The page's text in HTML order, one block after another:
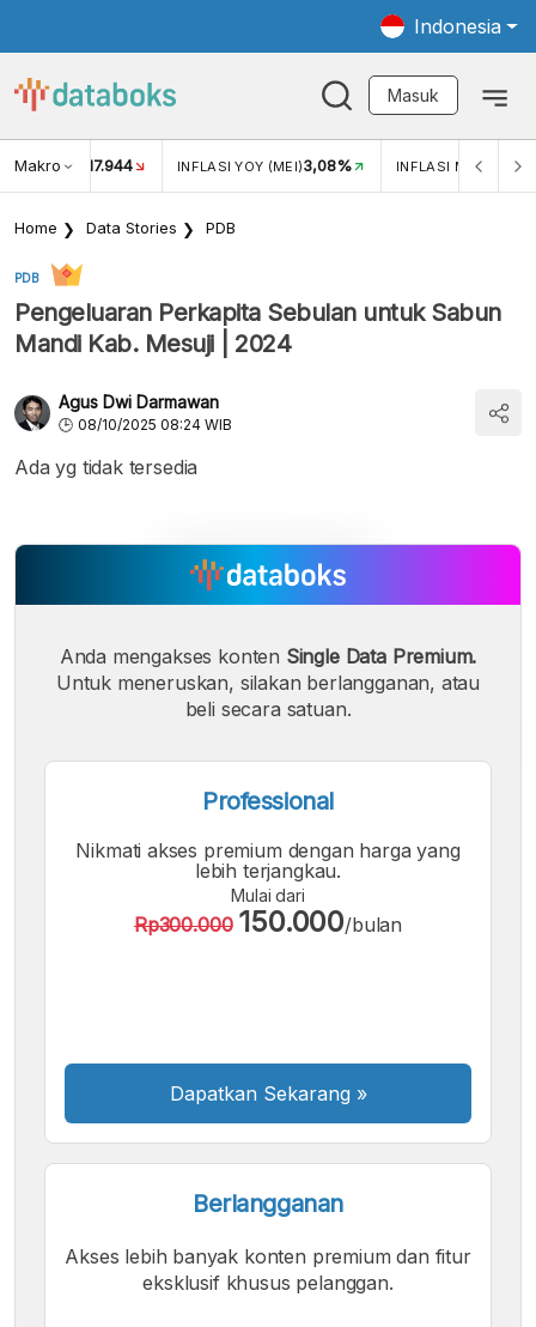
Indonesia
Masuk
Makro
USD/IDR 17.944 INFLASI YOY (MEI)3,08% INFLASI MOM (MEI)
Home Data Stories PDB
PDB
Pengeluaran Perkapita Sebulan untuk Sabun
Mandi Kab. Mesuji | 2024
Agus Dwi Darmawan
08/10/2025 08:24 WIB
Ada yg tidak tersedia
Font Font
Sedang
Font
Besar
Anda mengakses konten Single Data Premium.
Untuk meneruskan, silakan berlangganan, atau
beli secara satuan.
Professional
Nikmati akses premium dengan harga yang
lebih terjangkau.
Mulai dari
Rp300.000 150.000/bulan
Dapatkan Sekarang »
Berlangganan
Akses lebih banyak konten premium dan fitur
eksklusif khusus pelanggan.